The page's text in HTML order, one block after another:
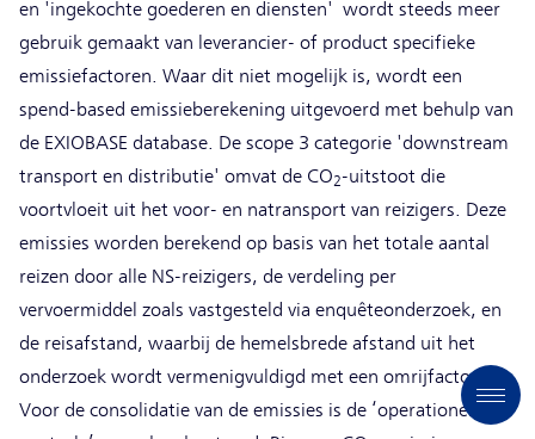
en 'ingekochte goederen en diensten' wordt steeds meer
gebruik gemaakt van leverancier- of product specifieke
emissiefactoren. Waar dit niet mogelijk is, wordt een
spend-based emissieberekening uitgevoerd met behulp van
de EXIOBASE database. De scope 3 categorie 'downstream
transport en distributie' omvat de CO2-uitstoot die
voortvloeit uit het voor- en natransport van reizigers. Deze
emissies worden berekend op basis van het totale aantal
reizen door alle NS-reizigers, de verdeling per
vervoermiddel zoals vastgesteld via enquêteonderzoek, en
de reisafstand, waarbij de hemelsbrede afstand uit het
onderzoek wordt vermenigvuldigd met een omrijfactor.
Voor de consolidatie van de emissies is de ‘operationele